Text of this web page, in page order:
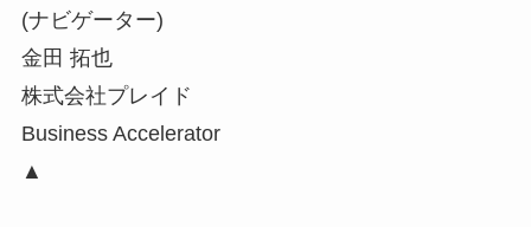
(ナビゲーター)
金田 拓也
株式会社プレイド
Business Accelerator
▲